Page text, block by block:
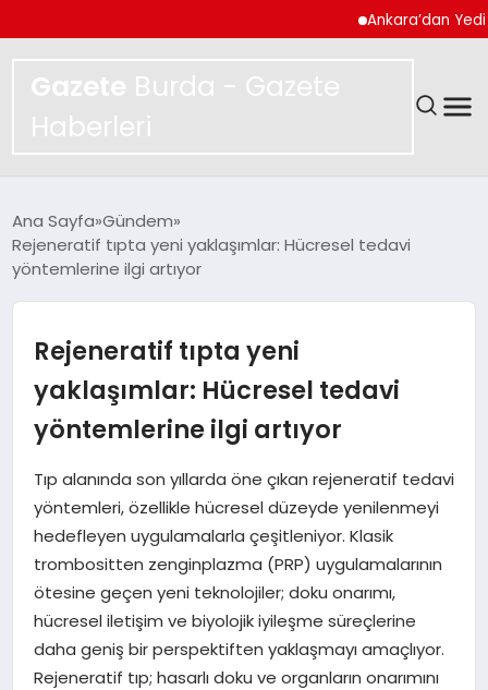
Ankara’dan Yedi
Gazete Burda - Gazete
Haberleri
SPOR
YAŞAM
EKONOMI
TEKNOLOJI
SAĞLIK
EĞITIM
DÜNYA
Ana Sayfa Gündem
Rejeneratif tıpta yeni yaklaşımlar: Hücresel tedavi
yöntemlerine ilgi artıyor
Rejeneratif tıpta yeni
yaklaşımlar: Hücresel tedavi
yöntemlerine ilgi artıyor
Tıp alanında son yıllarda öne çıkan rejeneratif tedavi
yöntemleri, özellikle hücresel düzeyde yenilenmeyi
hedefleyen uygulamalarla çeşitleniyor. Klasik
trombositten zenginplazma (PRP) uygulamalarının
ötesine geçen yeni teknolojiler; doku onarımı,
hücresel iletişim ve biyolojik iyileşme süreçlerine
daha geniş bir perspektiften yaklaşmayı amaçlıyor.
Rejeneratif tıp; hasarlı doku ve organların onarımını